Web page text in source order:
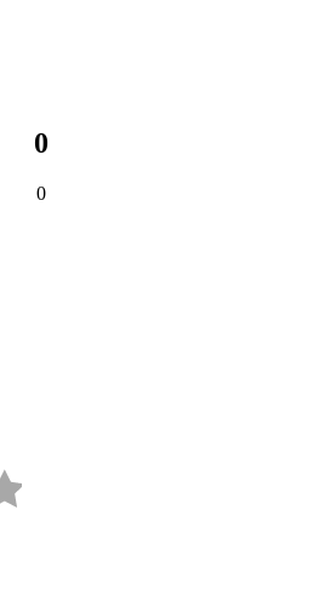
0
0